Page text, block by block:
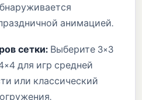
анимацией.
сетки: Выберите 3×3
для игр средней
или классический